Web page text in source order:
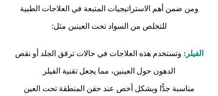
ومن ضمن أهم الاستراتيجيات المتبعة في العلاجات الطبية
للتخلص من السواد تحت العينين مثل:
الفيلر: وتستخدم هذه العلاجات في حالات ترقق الجلد أو نقص
الدهون حول العينين، مما يجعل تقنية الفيلر
مناسبة جدًّا وبشكل أخص عند حقن المنطقة تحت العين